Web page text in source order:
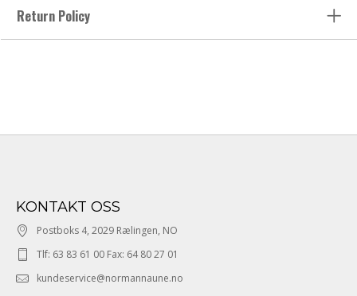
Return Policy
KONTAKT OSS
Postboks 4, 2029 Rælingen, NO
Tlf: 63 83 61 00 Fax: 64 80 27 01
kundeservice@normannaune.no